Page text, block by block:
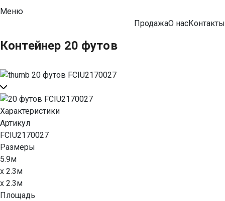
Меню
ПродажаО насКонтакты
Контейнер 20 футов
Характеристики
Артикул
FCIU2170027
Размеры
5.9м
x 2.3м
x 2.3м
Площадь